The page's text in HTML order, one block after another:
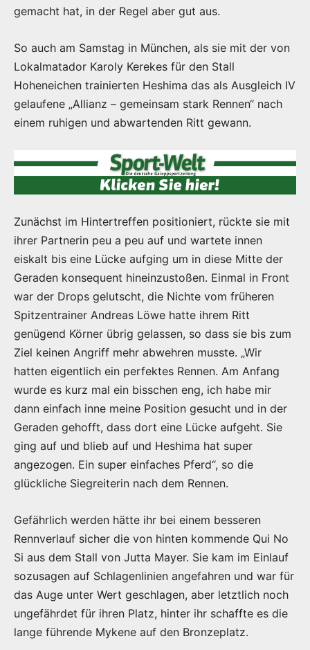
gemacht hat, in der Regel aber gut aus.
So auch am Samstag in München, als sie mit der von
Lokalmatador Karoly Kerekes für den Stall
Hoheneichen trainierten Heshima das als Ausgleich IV
gelaufene „Allianz – gemeinsam stark Rennen“ nach
einem ruhigen und abwartenden Ritt gewann.
Zunächst im Hintertreffen positioniert, rückte sie mit
ihrer Partnerin peu a peu auf und wartete innen
eiskalt bis eine Lücke aufging um in diese Mitte der
Geraden konsequent hineinzustoßen. Einmal in Front
war der Drops gelutscht, die Nichte vom früheren
Spitzentrainer Andreas Löwe hatte ihrem Ritt
genügend Körner übrig gelassen, so dass sie bis zum
Ziel keinen Angriff mehr abwehren musste. „Wir
hatten eigentlich ein perfektes Rennen. Am Anfang
wurde es kurz mal ein bisschen eng, ich habe mir
dann einfach inne meine Position gesucht und in der
Geraden gehofft, dass dort eine Lücke aufgeht. Sie
ging auf und blieb auf und Heshima hat super
angezogen. Ein super einfaches Pferd“, so die
glückliche Siegreiterin nach dem Rennen.
Gefährlich werden hätte ihr bei einem besseren
Rennverlauf sicher die von hinten kommende Qui No
Si aus dem Stall von Jutta Mayer. Sie kam im Einlauf
sozusagen auf Schlagenlinien angefahren und war für
das Auge unter Wert geschlagen, aber letztlich noch
ungefährdet für ihren Platz, hinter ihr schaffte es die
lange führende Mykene auf den Bronzeplatz.